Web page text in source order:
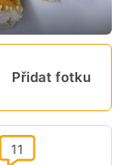
Přidat fotku
11